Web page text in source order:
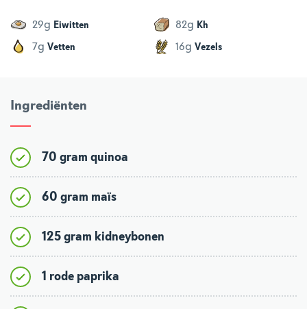
29g Eiwitten 82g Kh
7g Vetten 16g Vezels
Ingrediënten
70 gram quinoa
60 gram maïs
125 gram kidneybonen
1 rode paprika